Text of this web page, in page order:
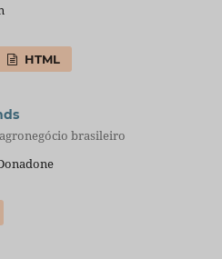
HTML
brasileiro